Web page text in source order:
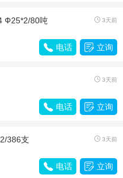
Ф25*2/80吨  3天前
 电话  立询
 3天前
 电话  立询
386支  3天前
 电话  立询